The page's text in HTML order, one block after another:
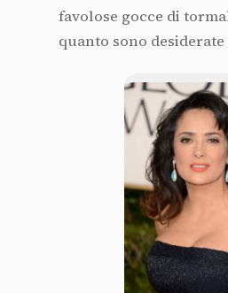
favolose gocce di
quanto sono